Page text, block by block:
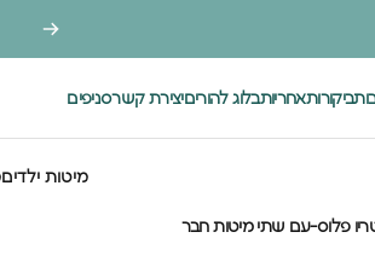
ביקורותאחריותבלוג להוריםיצירת קשרסניפים
מיטות ילדים
פלוס-עם שתי מיטות חבר